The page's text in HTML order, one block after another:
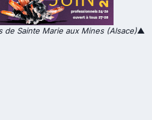
de Sainte Marie aux Mines (Alsace)▲